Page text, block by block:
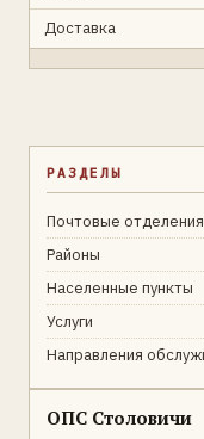
Доставка
РАЗДЕЛЫ
Почтовые отделения
Районы
Населенные пункты
Услуги
Направления
ОПС Столовичи